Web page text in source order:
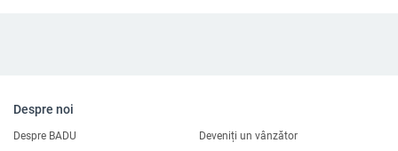
Despre noi
Despre BADU Deveniți un vânzător